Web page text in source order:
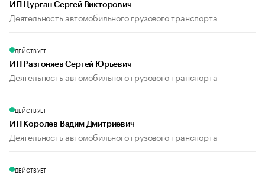
ИП Цурган Сергей Викторович
Деятельность автомобильного грузового транспорта
ДЕЙСТВУЕТ
ИП Разгоняев Сергей Юрьевич
Деятельность автомобильного грузового транспорта
ДЕЙСТВУЕТ
ИП Королев Вадим Дмитриевич
Деятельность автомобильного грузового транспорта
ДЕЙСТВУЕТ